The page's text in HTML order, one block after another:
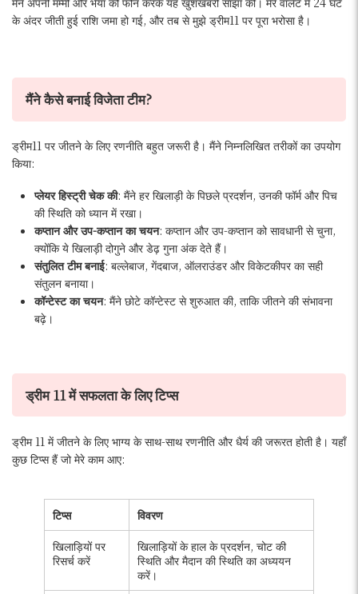
के अंदर जीती हुई राशि जमा हो गई, और तब से मुझे ड्रीम11 पर पूरा भरोसा है।
मैंने कैसे बनाई विजेता टीम?
ड्रीम11 पर जीतने के लिए रणनीति बहुत जरूरी है। मैंने निम्नलिखित तरीकों का उपयोग
किया:
प्लेयर हिस्ट्री चेक की: मैंने हर खिलाड़ी के पिछले प्रदर्शन, उनकी फॉर्म और पिच
की स्थिति को ध्यान में रखा।
कप्तान और उप-कप्तान का चयन: कप्तान और उप-कप्तान को सावधानी से चुना,
क्योंकि ये खिलाड़ी दोगुने और डेढ़ गुना अंक देते हैं।
संतुलित टीम बनाई: बल्लेबाज, गेंदबाज, ऑलराउंडर और विकेटकीपर का सही
संतुलन बनाया।
कॉन्टेस्ट का चयन: मैंने छोटे कॉन्टेस्ट से शुरुआत की, ताकि जीतने की संभावना
बढ़े।
ड्रीम 11 में सफलता के लिए टिप्स
ड्रीम 11 में जीतने के लिए भाग्य के साथ-साथ रणनीति और धैर्य की जरूरत होती है। यहाँ
कुछ टिप्स हैं जो मेरे काम आए:
टिप्स
विवरण
खिलाड़ियों पर
रिसर्च करें
खिलाड़ियों के हाल के प्रदर्शन, चोट की
स्थिति और मैदान की स्थिति का अध्ययन
करें।